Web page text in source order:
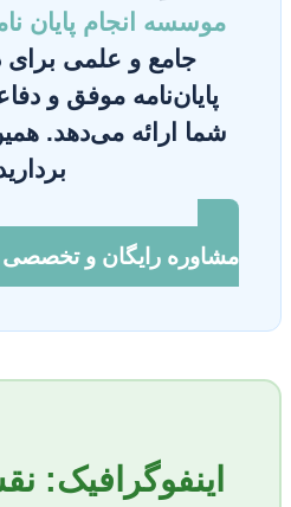
موسسه انجام پایان
جامع و علمی برای
پایان‌نامه موفق و
شما ارائه می‌دهد.
مشاوره رایگان و تخصصی
اینفوگرافیک: